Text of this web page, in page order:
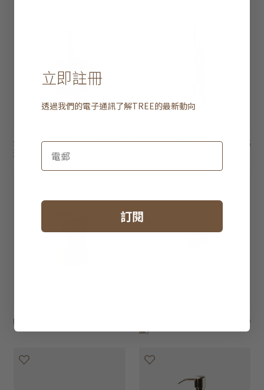
雲石洗手液瓶 - 圓
形
HK$345
Pacitan 雲石廁所刷
HK$575
pacitan 雲石杯
蓋)
HK$445
立即註冊
透過我們的電子通訊了解TREE的最新動向
訂閱